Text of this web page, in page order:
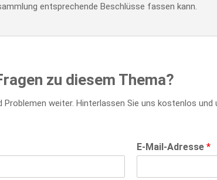
entsprechende Beschlüsse fassen kann.
zu diesem Thema?
weiter. Hinterlassen Sie uns kostenlos und
E-Mail-Adresse *